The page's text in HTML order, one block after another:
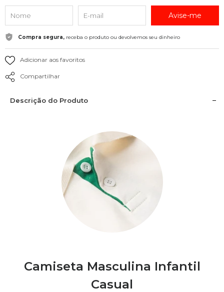
Avise-me
Compra segura, receba o produto ou devolvemos seu dinheiro
Adicionar aos favoritos
Compartilhar
Descrição do Produto
Camiseta Masculina Infantil
Casual